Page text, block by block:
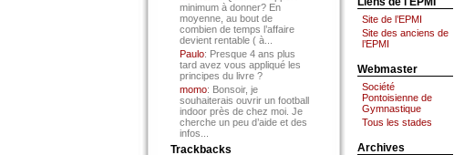
minimum à donner? En
moyenne, au bout de
combien de temps l’affaire
devient rentable ( à...
Paulo: Presque 4 ans plus
tard avez vous appliqué les
principes du livre ?
momo: Bonsoir, je
souhaiterais ouvrir un football
indoor près de chez moi. Je
cherche un peu d’aide et des
infos...
Trackbacks
Site de l’EPMI
Site des anciens de
l’EPMI
Webmaster
Société
Pontoisienne de
Gymnastique
Tous les stades
Archives